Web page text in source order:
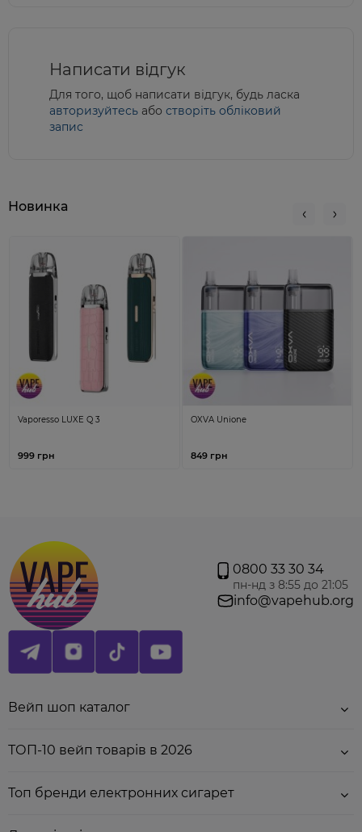
Написати відгук
Для того, щоб написати відгук, будь ласка
авторизуйтесь або створіть обліковий
запис
Новинка
Vaporesso LUXE Q 3
999 грн
OXVA Unione
849 грн
0800 33 30 34
пн-нд з 8:55 до 21:05
info@vapehub.org
Вейп шоп каталог
ТОП-10 вейп товарів в 2026
Топ бренди електронних сигарет